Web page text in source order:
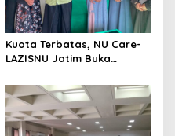
Kuota Terbatas, NU Care-
LAZISNU Jatim Buka